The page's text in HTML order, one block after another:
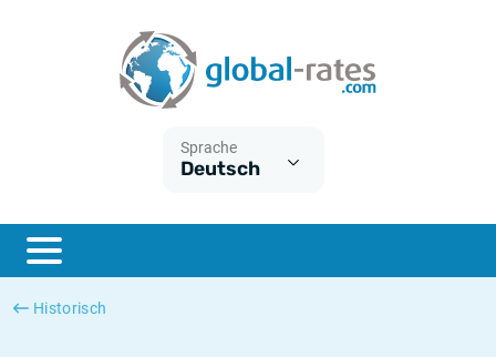
Sprache
Deutsch
Historisch
ESTER
SONIA
Was ist die VPI-Inflation?
Was ist die HVPI-Inflation?
Deutsche inflation
Europäische inflation
Historische Euribor-Sätze
Historische ESTER-Sätze
Historische SOFR-Sätze
Historische SONIA-Sätze
Inflationsrechner